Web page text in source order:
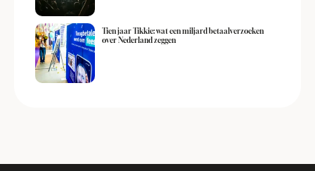
Tien jaar Tikkie: wat een miljard betaalverzoeken
over Nederland zeggen